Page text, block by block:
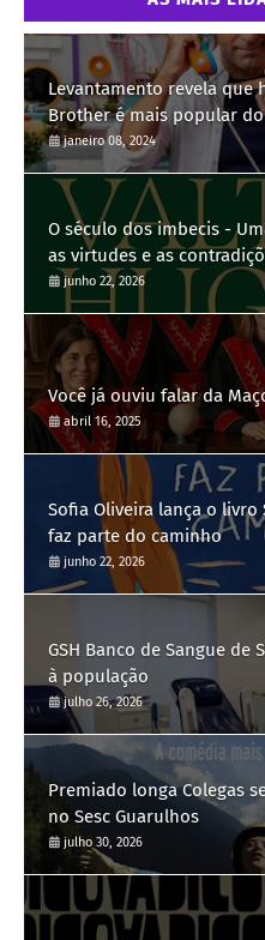
Levantamento revela que
Brother é mais popular
janeiro 08, 2024
O século dos imbecis -
as virtudes e as
junho 22, 2026
Você já ouviu falar da
abril 16, 2025
Sofia Oliveira lança o
faz parte do caminho
junho 22, 2026
GSH Banco de Sangue de
à população
julho 26, 2026
Premiado longa Colegas
no Sesc Guarulhos
julho 30, 2026